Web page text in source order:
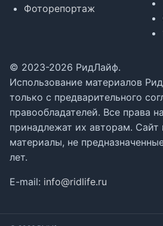
Фоторепортаж
© 2023-2026 РидЛайф.
Использование материалов
только с предварительного
правообладателей. Все права
принадлежат их авторам.
материалы, не
лет.
E-mail: info@ridlife.ru